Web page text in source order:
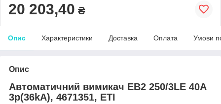
20 203,40 ₴
Опис Характеристики Доставка Оплата Умови
Опис
Автоматичний вимикач EB2 250/3LE 40A
3p(36kA), 4671351, ETI